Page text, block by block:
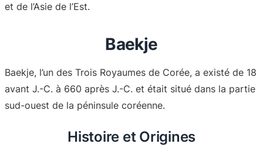
et de l’Asie de l’Est.
Baekje
Baekje, l’un des Trois Royaumes de Corée, a existé de 18
avant J.-C. à 660 après J.-C. et était situé dans la partie
sud-ouest de la péninsule coréenne.
Histoire et Origines